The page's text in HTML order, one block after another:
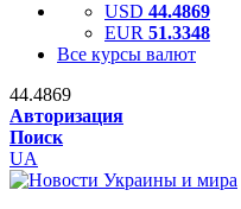
USD 44.4869
EUR 51.3348
Все курсы валют
44.4869
Авторизация
Поиск
UA